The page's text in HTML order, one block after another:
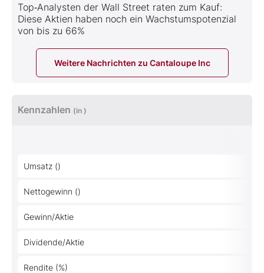
Top‑Analysten der Wall Street raten zum Kauf:
Diese Aktien haben noch ein Wachstumspotenzial
von bis zu 66%
Weitere Nachrichten zu Cantaloupe Inc
Kennzahlen (in )
Umsatz ()
Nettogewinn ()
Gewinn/Aktie
Dividende/Aktie
Rendite (%)